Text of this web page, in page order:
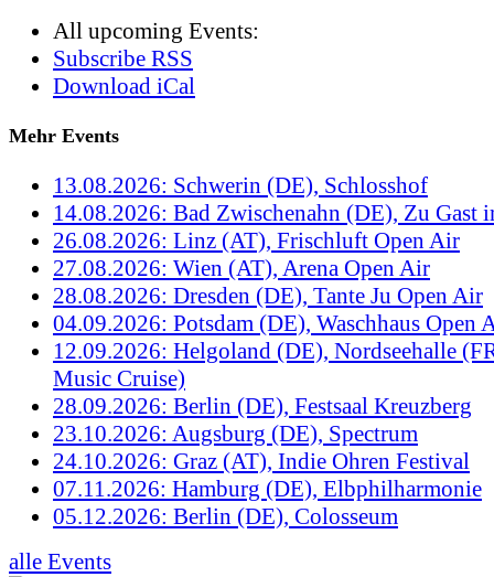
All upcoming Events:
Subscribe RSS
Download iCal
Mehr Events
13.08.2026: Schwerin (DE), Schlosshof
14.08.2026: Bad Zwischenahn (DE), Zu Gast
26.08.2026: Linz (AT), Frischluft Open Air
27.08.2026: Wien (AT), Arena Open Air
28.08.2026: Dresden (DE), Tante Ju Open Air
04.09.2026: Potsdam (DE), Waschhaus Open
12.09.2026: Helgoland (DE), Nordseehalle
Music Cruise)
28.09.2026: Berlin (DE), Festsaal Kreuzberg
23.10.2026: Augsburg (DE), Spectrum
24.10.2026: Graz (AT), Indie Ohren Festival
07.11.2026: Hamburg (DE), Elbphilharmonie
05.12.2026: Berlin (DE), Colosseum
alle Events